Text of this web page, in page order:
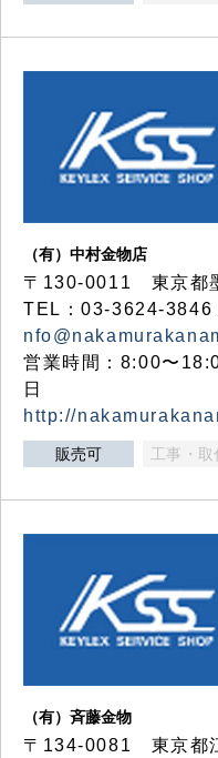
（有）中村金物店
〒130-0011 東京都
TEL：03-3624-
営業時間：8:00〜
日
http://
販売可 工事・取
（有）斉藤金物
〒134-0081 東京都